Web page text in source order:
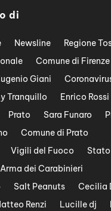
di
Newsline
Regione
Comune di Firenze
Giani
Tranquillo
Enrico Rossi
Prato Sara Funaro
Comune di Prato
Vigili del Fuoco
Arma dei Carabinieri
Salt Peanuts
Cecilia
Renzi Lucille dj